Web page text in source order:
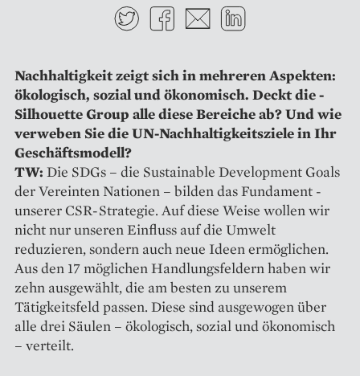
TwitterFacebook
E-mail
Nachhaltigkeit zeigt sich in ­mehreren Aspekten:
ökologisch, sozial und ökonomisch. Deckt die ­
Silhouette Group alle diese Be­reiche ab? Und wie
verweben Sie die UN-Nachhaltigkeitsziele in Ihr
Geschäftsmodell?
TW: Die SDGs – die Sustainable Development Goals
der Vereinten ­Nationen – bilden das Fundament ­
unserer CSR-Strategie. Auf diese Weise ­wollen wir
nicht nur unseren Einfluss auf die Umwelt
reduzieren, sondern auch neue Ideen ermöglichen.
Aus den 17 möglichen Handlungsfeldern haben wir
zehn ausgewählt, die am besten zu unserem
Tätigkeitsfeld passen. Diese sind ausgewogen über
alle drei Säulen – ökologisch, sozial und ökonomisch
– verteilt.